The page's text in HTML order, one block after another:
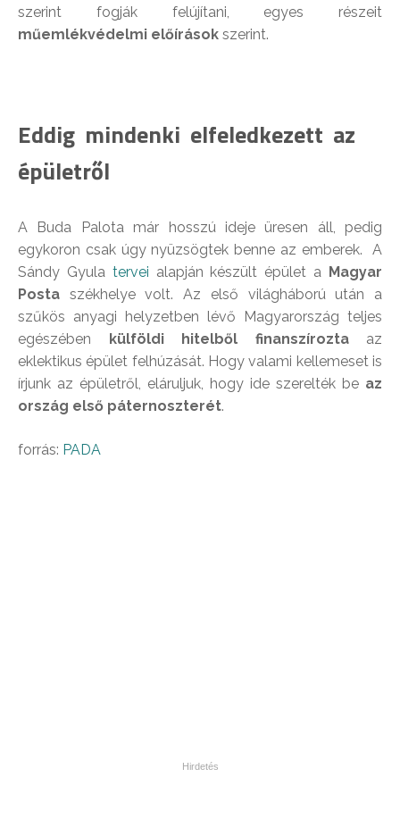
szerint fogják felújítani, egyes részeit
műemlékvédelmi előírások szerint.
Eddig mindenki elfeledkezett az
épületről
A Buda Palota már hosszú ideje üresen áll, pedig
egykoron csak úgy nyüzsögtek benne az emberek. A
Sándy Gyula tervei alapján készült épület a Magyar
Posta székhelye volt. Az első világháború után a
szűkös anyagi helyzetben lévő Magyarország teljes
egészében
külföldi hitelből finanszíroztaaz
eklektikus épület felhúzását. Hogy valami kellemeset is
írjunk az épületről, eláruljuk, hogy ide szerelték be az
ország első páternoszterét.
forrás: PADA